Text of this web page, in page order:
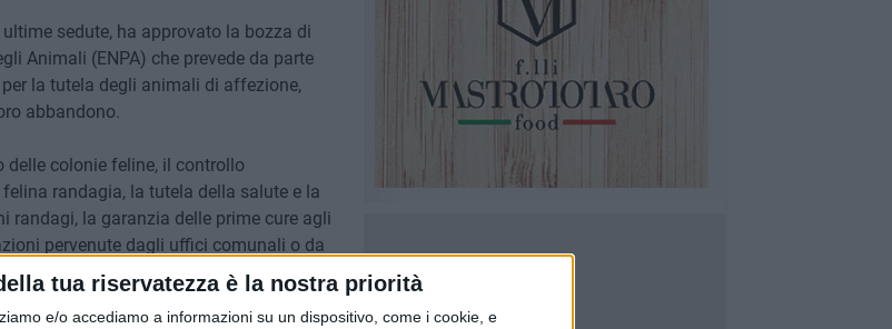
tua riservatezza è la nostra priorità
e/o accediamo a informazioni su un dispositivo, come i cookie, e
sedute, ha approvato la bozza di
Animali (ENPA) che prevede da parte
la tutela degli animali di affezione,
abbandono.
colonie feline, il controllo
randagia, la tutela della salute e la
randagi, la garanzia delle prime cure agli
pervenute dagli uffici comunali o da
Locale e agli altri uffici comunali
agli animali.